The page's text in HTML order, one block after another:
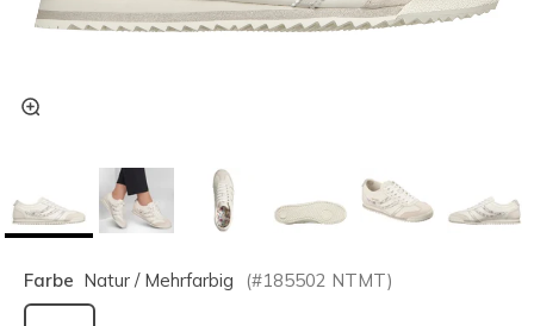
Farbe Natur / Mehrfarbig (#185502 NTMT)